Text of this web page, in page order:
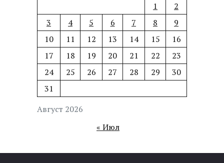
Август 2026
1
2
3
4 5 6 7 8
9
10
11 12 13 14 15
16
17
18 19 20 21 22
23
24
25 26 27 28 29
30
31
« Июл